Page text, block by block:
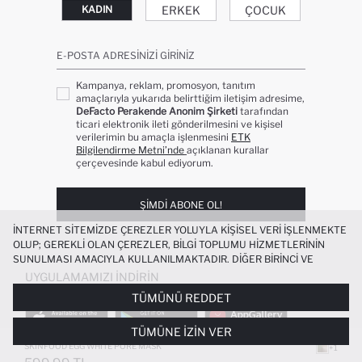
SKINFOOD EGG WHITE PORE MASK +1
KADIN ERKEK ÇOCUK
E-POSTA ADRESINIZI GIRINIZ
Kampanya, reklam, promosyon, tanıtım
amaçlarıyla yukarıda belirttiğim iletişim adresime,
DeFacto Perakende Anonim Şirketi tarafından
ticari elektronik ileti gönderilmesini ve kişisel
verilerimin bu amaçla işlenmesini ETK
Bilgilendirme Metni’nde açıklanan kurallar
çerçevesinde kabul ediyorum.
ŞIMDI ABONE OL!
UYGULAMAMIZI İNDIRIN
İNTERNET SITEMIZDE ÇEREZLER YOLUYLA KIŞISEL VERI IŞLENMEKTE
OLUP; GEREKLI OLAN ÇEREZLER, BILGI TOPLUMU HIZMETLERININ
SUNULMASI AMACIYLA KULLANILMAKTADIR. DIĞER BIRINCI VE
ÜÇÜNCÜ TARAF ÇEREZLER ISE SIZE DAHA IYI BIR ALIŞVERIŞ
DENEYIMI SUNULABILMESI, SITEMIZIN DAHA IŞLEVSEL KILINMASI VE
KIŞISELLEŞTIRMESI VE AÇIK RIZA VERMENIZ HALINDE, SIZLERE
YÖNELIK PAZARLAMA FAALIYETLERININ YAPILMASI AMAÇLARIYLA
SINIRLI OLARAK KULLANILACAKTIR. ÇEREZLERE DAIR TERCIHLERINIZI
ÇEREZ TERCIHLERIPANELI ARACILIĞIYLA HER ZAMAN YÖNETEBILIR,
TÜMÜNÜ REDDET
TÜMÜNE İZIN VER